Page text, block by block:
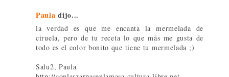
Paula dijo...
la verdad es que me encanta la mermelada de
ciruela, pero de tu receta lo que más me gusta de
todo es el color bonito que tiene tu mermelada ;)
Salu2, Paula